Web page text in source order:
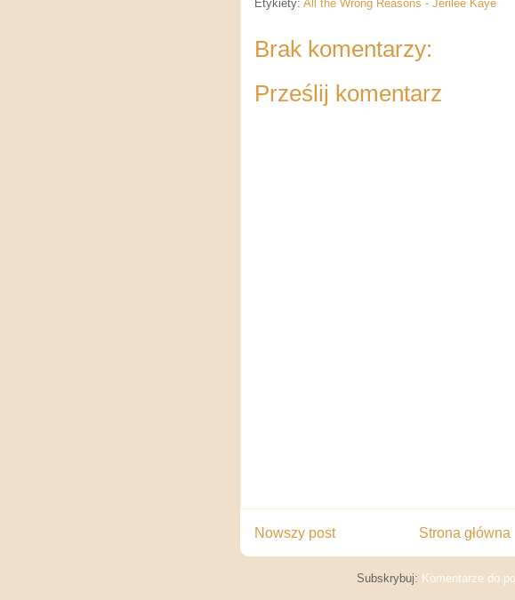
Etykiety: All the Wrong Reasons - Jerilee Kaye
Brak komentarzy:
Prześlij komentarz
Nowszy post Strona główna
Subskrybuj: Komentarze do